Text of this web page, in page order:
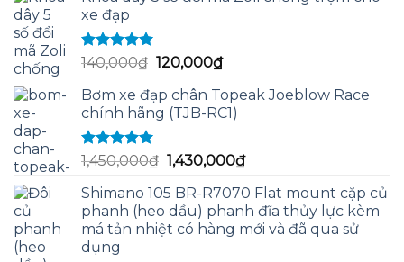
xe đạp
Được xếp
hạng
sao
140,000₫ Giá
là:
140,000₫.
120,000₫Giá
tại
là:
Bơm xe đạp chân Topeak Joeblow Race
chính hãng (TJB-RC1)
Được xếp
hạng 5.00
sao
1,450,000₫ Giá
là:
1,450,000₫.
1,430,000₫Giá
tại
là:
1,430,000₫.
Shimano 105 BR-R7070 Flat mount cặp củ
phanh (heo dầu) phanh đĩa thủy lực kèm
má tản nhiệt có hàng mới và đã qua sử
dụng